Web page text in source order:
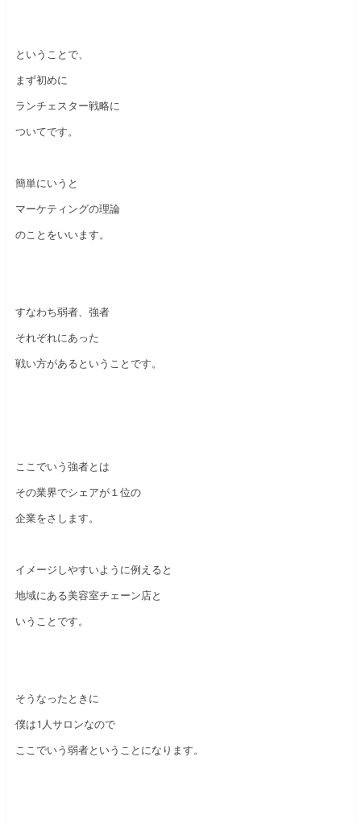
ということで、
まず初めに
ランチェスター戦略に
ついてです。
簡単にいうと
マーケティングの理論
のことをいいます。
すなわち弱者、強者
それぞれにあった
戦い方があるということです。
ここでいう強者とは
その業界でシェアが１位の
企業をさします。
イメージしやすいように例えると
地域にある美容室チェーン店と
いうことです。
そうなったときに
僕は1人サロンなので
ここでいう弱者ということになります。